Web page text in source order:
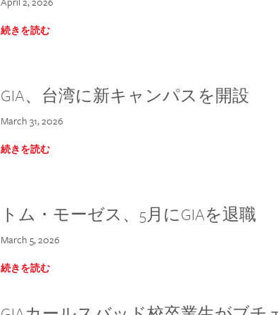
続きを読む
GIA、台湾に新キャンパスを開設
March 31, 2026
続きを読む
トム・モーゼス、5月にGIAを退職
March 5, 2026
続きを読む